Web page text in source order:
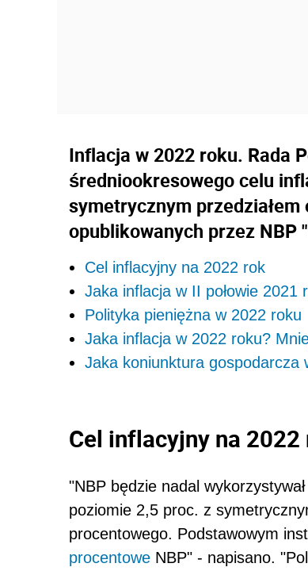
Inflacja w 2022 roku. Rada
średniookresowego celu
symetrycznym
opublikowanych przez NBP
Cel inflacyjny na 2022 rok
Jaka inflacja w II połowie 2021
Polityka pieniężna w 2022 roku
Jaka inflacja w 2022 roku?
Jaka koniunktura gospodarcza
Cel inflacyjny na 2022
"NBP będzie nadal
poziomie 2,5 proc. z
procentowego. Podstawowym
procentowe NBP" - napisano.